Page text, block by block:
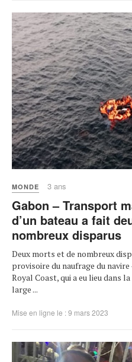
MONDE 3 ans
Gabon – Transport
d’un bateau a fait
nombreux disparus
Deux morts et de nombreux
provisoire du naufrage du
Royal Coast, qui a eu lieu dans
large ...
Mise en ligne le : 9 mars 2023